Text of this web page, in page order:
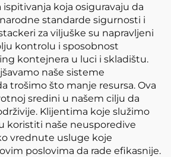
koja osiguravaju da
standarde sigurnosti i
za viljuške su napravljeni
kontrolu i sposobnost
kontejnera u luci i skladištu.
naše sisteme
trošimo što manje resursa. Ova
sredini u našem cilju da
Klijentima koje služimo
koristiti naše neusporedive
vrednute usluge koje
poslovima da rade efikasnije.